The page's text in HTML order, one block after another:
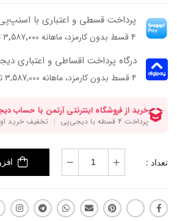
پرداخت قسطی و اعتباری با
۴ قسط بدون کارمزد، ماهانه ۳٬۵۸۷٬۰۰۰ تومان
درگاه پرداخت اقساطی و اعتباری
۴ قسط بدون کارمزد، ماهانه 3,587,000 تومان
تعداد :